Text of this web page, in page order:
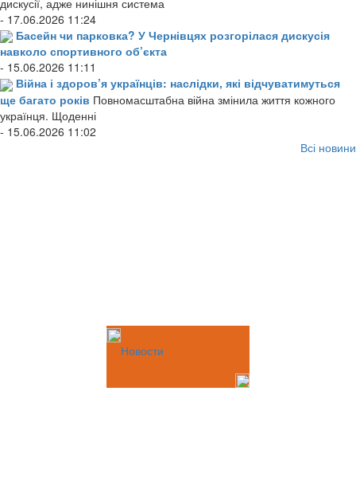
- 17.06.2026 11:24
Басейн чи парковка? У Чернівцях розгорілася дискусія
навколо спортивного об’єкта
- 15.06.2026 11:11
Війна і здоров’я українців: наслідки, які відчуватимуться
ще багато років Повномасштабна війна змінила життя кожного
українця. Щоденні
- 15.06.2026 11:02
Всі новини
Новости